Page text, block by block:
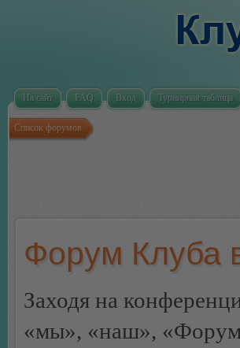
На сайт FAQ Вход Турнирная таблица
Список форумов
Форум Клуба
Заходя на
«мы», «наш», «Форум